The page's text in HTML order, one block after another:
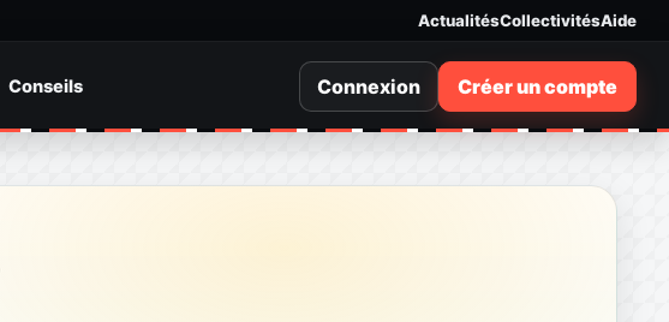
ActualitésCollectivitésAide
Conseils Connexion Créer un compte